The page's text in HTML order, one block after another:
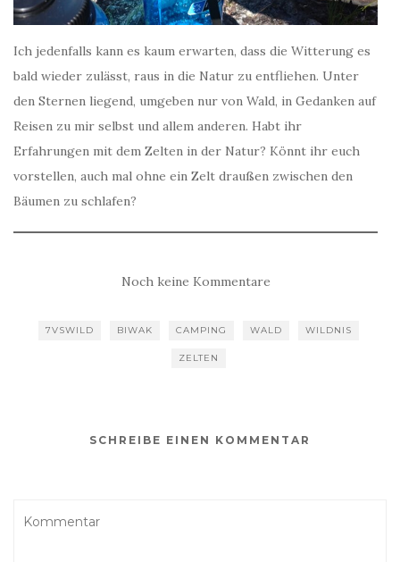
Ich jedenfalls kann es kaum erwarten, dass die Witterung es
bald wieder zulässt, raus in die Natur zu entfliehen. Unter
den Sternen liegend, umgeben nur von Wald, in Gedanken auf
Reisen zu mir selbst und allem anderen. Habt ihr
Erfahrungen mit dem Zelten in der Natur? Könnt ihr euch
vorstellen, auch mal ohne ein Zelt draußen zwischen den
Bäumen zu schlafen?
Noch keine Kommentare
7VSWILD BIWAK CAMPING WALD WILDNIS
ZELTEN
SCHREIBE EINEN KOMMENTAR